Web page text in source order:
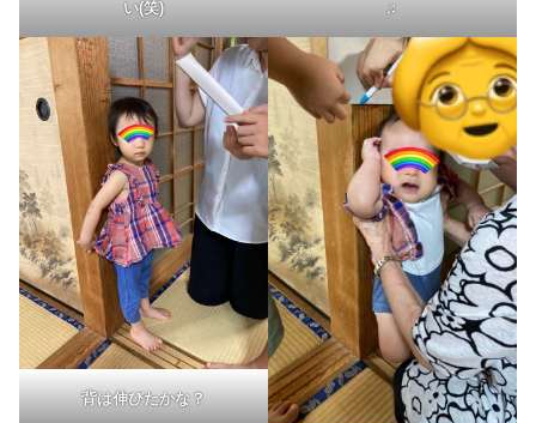
い(笑)
♬
背は伸びたかな？